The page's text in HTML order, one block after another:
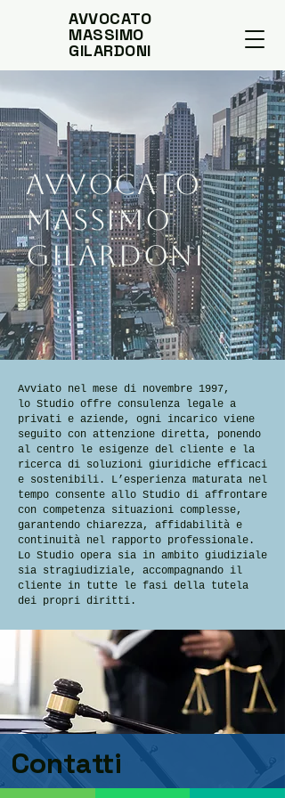
AVVOCATO
MASSIMO
GILARDONI
Avvocato
Massimo
Gilardoni
Avviato nel mese di novembre 1997,
lo Studio offre consulenza legale a
privati e aziende, ogni incarico viene
seguito con attenzione diretta, ponendo
al centro le esigenze del cliente e la
ricerca di soluzioni giuridiche efficaci
e sostenibili. L’esperienza maturata nel
tempo consente allo Studio di affrontare
con competenza situazioni complesse,
garantendo chiarezza, affidabilità e
continuità nel rapporto professionale.
Lo Studio opera sia in ambito giudiziale
sia stragiudiziale, accompagnando il
cliente in tutte le fasi della tutela
dei propri diritti.
Contatti